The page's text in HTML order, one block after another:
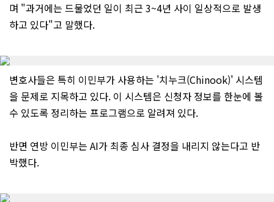
며 "과거에는 드물었던 일이 최근 3~4년 사이 일상적으로 발생
하고 있다"고 말했다.
변호사들은 특히 이민부가 사용하는 '치누크(Chinook)' 시스템
을 문제로 지목하고 있다. 이 시스템은 신청자 정보를 한눈에 볼
수 있도록 정리하는 프로그램으로 알려져 있다.
반면 연방 이민부는 AI가 최종 심사 결정을 내리지 않는다고 반
박했다.